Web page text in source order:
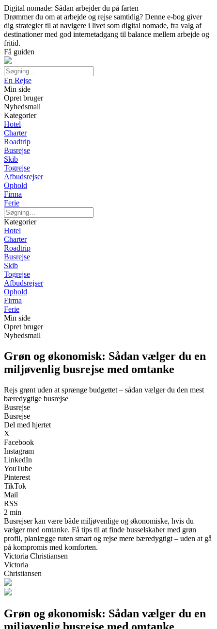
Digital nomade: Sådan arbejder du på farten
Drømmer du om at arbejde og rejse samtidig? Denne e-bog giver
dig strategier til at navigere i livet som digital nomade, fra valg af
destinationer med god internetadgang til balance mellem arbejde og
fritid.
Få guiden
En Rejse
Min side
Opret bruger
Nyhedsmail
Kategorier
Hotel
Charter
Roadtrip
Busrejse
Skib
Togrejse
Afbudsrejser
Ophold
Firma
Ferie
Kategorier
Hotel
Charter
Roadtrip
Busrejse
Skib
Togrejse
Afbudsrejser
Ophold
Firma
Ferie
Min side
Opret bruger
Nyhedsmail
Grøn og økonomisk: Sådan vælger du en
miljøvenlig busrejse med omtanke
Rejs grønt uden at sprænge budgettet – sådan vælger du den mest
bæredygtige busrejse
Busrejse
Busrejse
Del med hjertet
X
Facebook
Instagram
LinkedIn
YouTube
Pinterest
TikTok
Mail
RSS
2 min
Busrejser kan være både miljøvenlige og økonomiske, hvis du
vælger med omtanke. Få tips til at finde busselskaber med grøn
profil, planlægge ruten smart og rejse mere bæredygtigt – uden at gå
på kompromis med komforten.
Victoria Christiansen
Victoria
Christiansen
Grøn og økonomisk: Sådan vælger du en
miljøvenlig busrejse med omtanke